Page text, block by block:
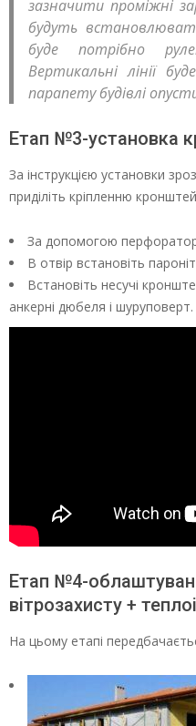
зазначити проміжні
будуть
буде потрібно
Вертикальні лінії
парапету будівлі
Етап №3-установка
За інструкцією установки
приділіть кріпленню
За допомогою
В отвір встановіть
Встановіть несучі
анкерні дюбеля і шуруповерт.
Етап №4-
вітрозахисту +
На цьому етапі